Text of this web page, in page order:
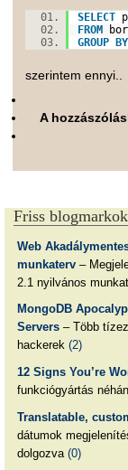
SELECT
FROM
GROUP
BY
szerintem ennyi..
A
Friss blogmarkok
Web
munkaterv–
2.1 nyilvános
MongoDB
Servers– Több
hackerek (2)
12 Signs You’re
funkciógyártás
Translatable,
dátumok
dolgozva (0)